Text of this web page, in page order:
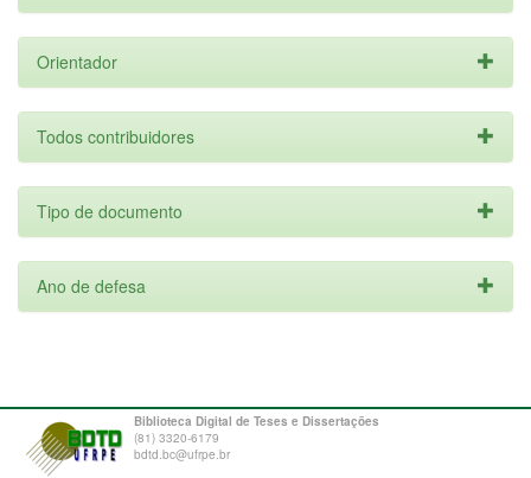
Orientador
Todos contribuidores
Tipo de documento
Ano de defesa
Biblioteca Digital de Teses e Dissertações
(81) 3320-6179
bdtd.bc@ufrpe.br